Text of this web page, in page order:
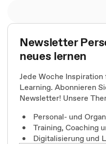
Newsletter
neues lernen
Jede Woche
Learning. Abonnieren
Newsletter! Unsere
Personal- und
Training, Coaching
Digitalisierung und